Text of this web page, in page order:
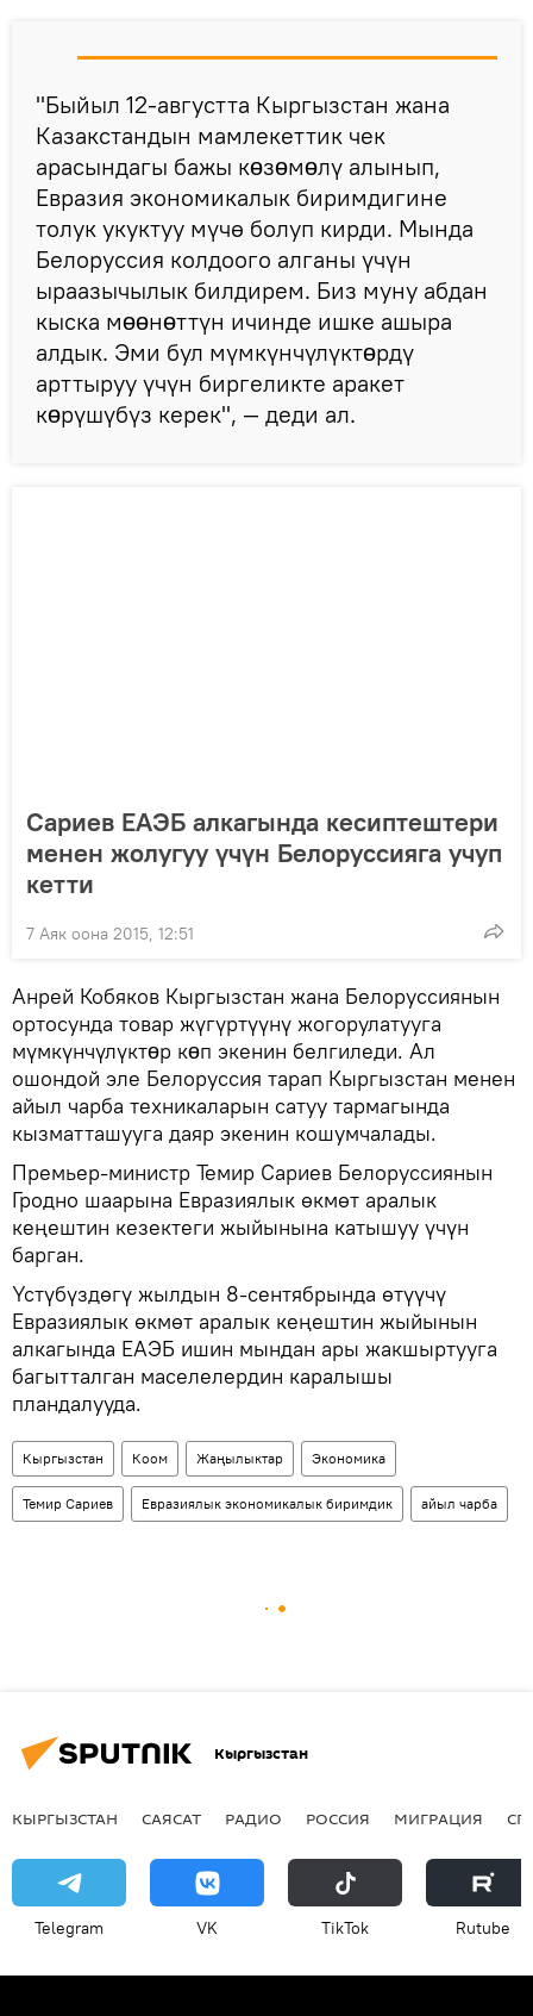
"Быйыл 12-августта Кыргызстан жана
Казакстандын мамлекеттик чек
арасындагы бажы кɵзɵмɵлү алынып,
Евразия экономикалык биримдигине
толук укуктуу мүчө болуп кирди. Мында
Белоруссия колдоого алганы үчүн
ыраазычылык билдирем. Биз муну абдан
кыска мɵɵнɵттүн ичинде ишке ашыра
алдык. Эми бул мүмкүнчүлүктɵрдү
арттыруу үчүн биргеликте аракет
кɵрүшүбүз керек", — деди ал.
Сариев ЕАЭБ алкагында кесиптештери
менен жолугуу үчүн Белоруссияга учуп
кетти
7 Аяк оона 2015, 12:51
Анрей Кобяков Кыргызстан жана Белоруссиянын
ортосунда товар жүгүртүүнү жогорулатууга
мүмкүнчүлүктɵр кɵп экенин белгиледи. Ал
ошондой эле Белоруссия тарап Кыргызстан менен
айыл чарба техникаларын сатуу тармагында
кызматташууга даяр экенин кошумчалады.
Премьер-министр Темир Сариев Белоруссиянын
Гродно шаарына Евразиялык өкмөт аралык
кеңештин кезектеги жыйынына катышуу үчүн
барган.
Үстүбүздөгү жылдын 8-сентябрында өтүүчү
Евразиялык өкмөт аралык кеңештин жыйынын
алкагында ЕАЭБ ишин мындан ары жакшыртууга
багытталган маселелердин каралышы
пландалууда.
Кыргызстан Коом Жаңылыктар Экономика
Темир Сариев Евразиялык экономикалык биримдик айыл чарба
Кыргызстан
КЫРГЫЗСТАН САЯСАТ РАДИО РОССИЯ МИГРАЦИЯ
Telegram VK ТikТоk Rutube